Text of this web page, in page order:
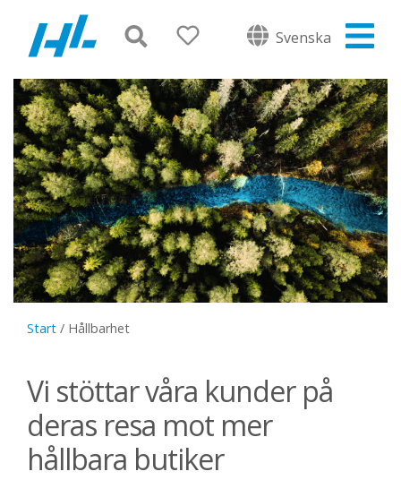
Svenska
Start / Hållbarhet
Vi stöttar våra kunder på
deras resa mot mer
hållbara butiker